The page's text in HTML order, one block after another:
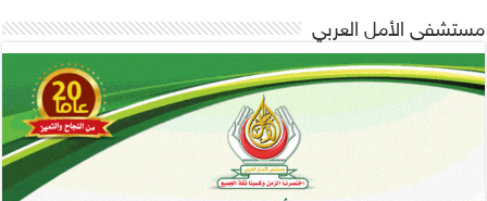
مستشفى الأمل العربي